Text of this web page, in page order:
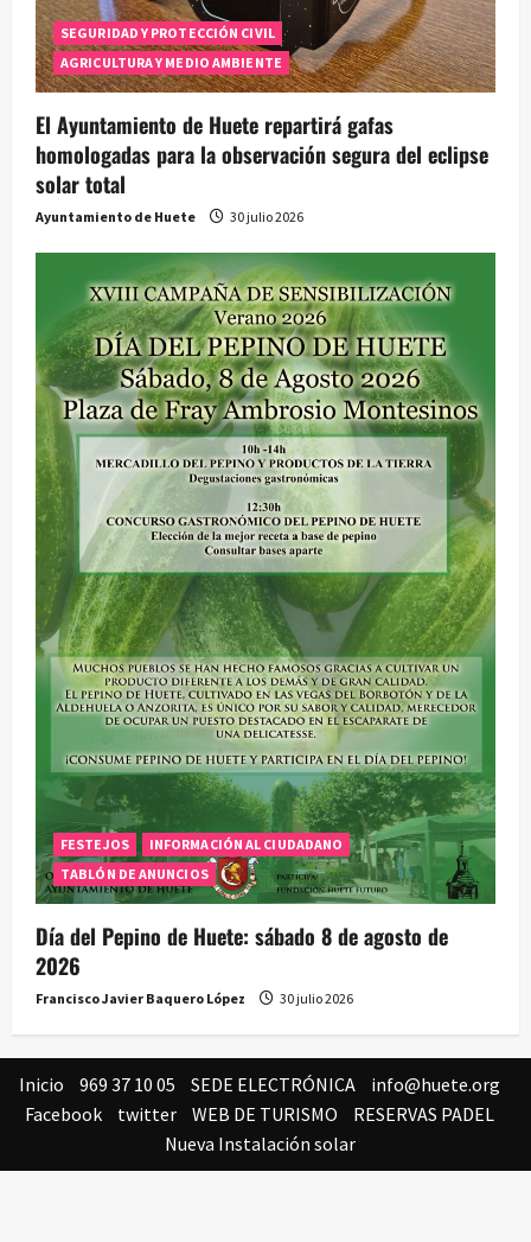
SEGURIDAD Y PROTECCIÓN CIVIL
AGRICULTURA Y MEDIO AMBIENTE
El Ayuntamiento de Huete repartirá gafas
homologadas para la observación segura del eclipse
solar total
Ayuntamiento de Huete 30 julio 2026
FESTEJOS
INFORMACIÓN AL CIUDADANO
TABLÓN DE ANUNCIOS
Día del Pepino de Huete: sábado 8 de agosto de
2026
Francisco Javier Baquero López 30 julio 2026
Inicio 969 37 10 05 SEDE ELECTRÓNICA
info@huete.org
Facebook
twitter WEB DE TURISMO
RESERVAS PADEL
Nueva Instalación solar